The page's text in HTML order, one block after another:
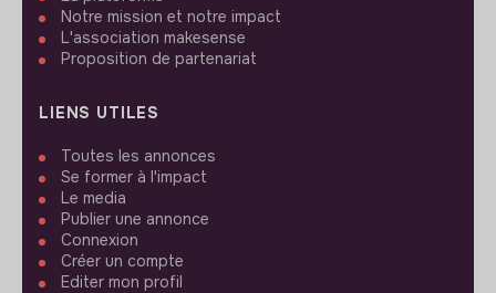
Notre mission et notre impact
L'association makesense
Proposition de partenariat
LIENS UTILES
Toutes les annonces
Se former à l'impact
Le media
Publier une annonce
Connexion
Créer un compte
Editer mon profil